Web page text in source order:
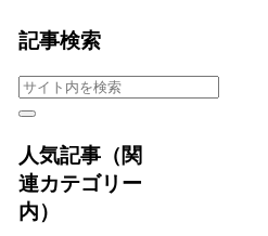
記事検索
人気記事（関
連カテゴリー
内）